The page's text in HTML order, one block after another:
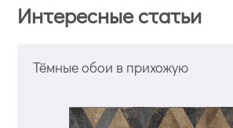
Интересные статьи
Тёмные обои в прихожую